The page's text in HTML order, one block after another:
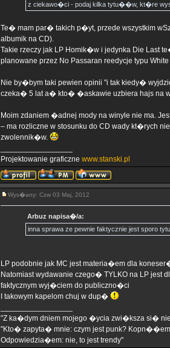
z ciekawo�ci - podaj kilka tytu��w, kt�re
Te� mam par� takich p�yt, przede wszystkim
albumik na CD).
Takie rzeczy jak LP Homik�w i jedynka Die Last
planowane przez No Passaran reedycje typu
Nie by�bym taki pewien opinii "i tak kiedy�
czeka� 5 lat a� kto� �askawie uzbiera hajs na
Moim zdaniem �adnej mody na winyle nie ma.
– ma rozliczne w stosunku do CD wady kt�rych
zwolennik�w.
Projektowanie graficzne www.stanski.pl
Wys�any: Czw 03 Maj, 2012
Arbuz napisa�/a:
inna sprawa ze pewnie faktycznie jest sporo
LP podobnie jak MC jest materia�em dla
Natomiast wydawanie czego� TYLKO na LP jest
faktycznym wyj�ciem do publiczno�ci
I takowym kapelom chuj w dup�
"Z ka�dym dniem mojego �ycia zwi�ksza si�
"Kto� zapyta� mnie: czym jest punk?
Odpowiedzia�em: nie, to jest trendy"